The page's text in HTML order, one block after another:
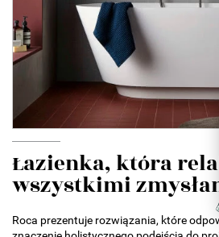
Łazienka, która
wszystkimi
Roca prezentuje rozwiązania, które